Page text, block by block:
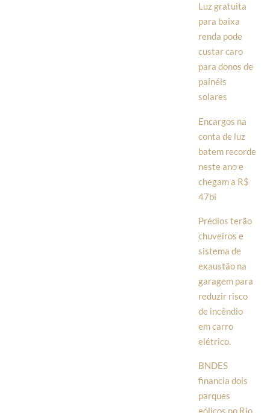
Luz gratuita
para baixa
renda pode
custar caro
para donos de
painéis
solares
Encargos na
conta de luz
batem recorde
neste ano e
chegam a R$
47bi
Prédios terão
chuveiros e
sistema de
exaustão na
garagem para
reduzir risco
de incêndio
em carro
elétrico.
BNDES
financia dois
parques
eólicos no Rio